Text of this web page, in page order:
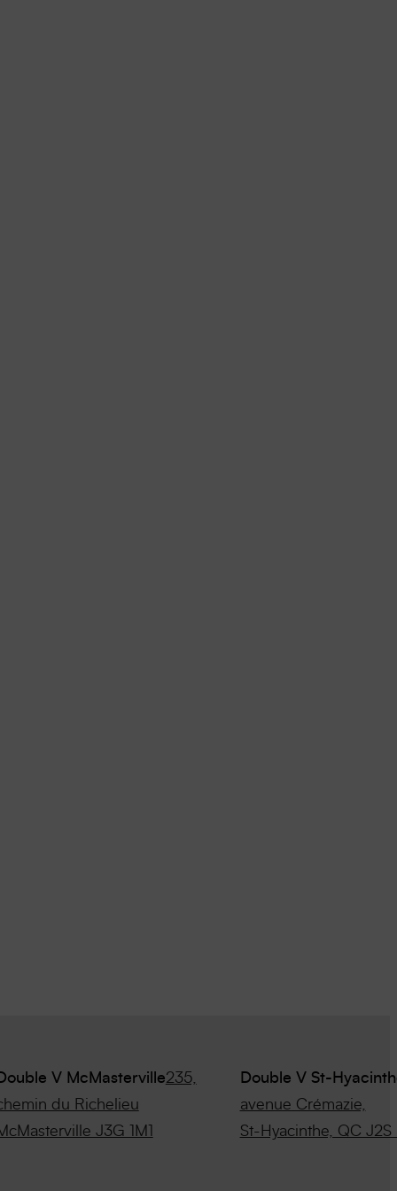
V McMasterville235,
du Richelieu
J3G 1M1
Double V St-
avenue Crémazie,
St-Hyacinthe, QC J2S